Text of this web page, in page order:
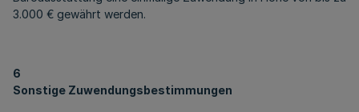
3.000 € gewährt werden.
6
Sonstige Zuwendungsbestimmungen